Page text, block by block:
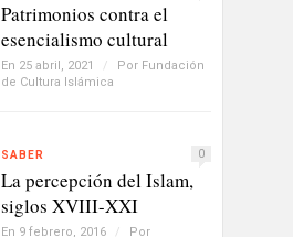
Patrimonios contra el
esencialismo cultural
En 25 abril, 2021 / Por Fundación
de Cultura Islámica
SABER 0
La percepción del Islam,
siglos XVIII-XXI
En 9 febrero, 2016 /
Por